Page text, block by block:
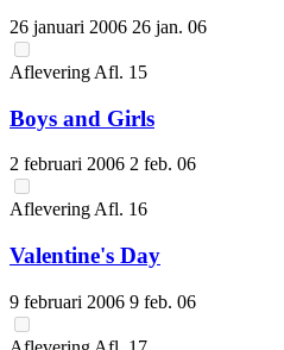
26 januari 2006 26 jan. 06
Aflevering Afl. 15
Boys and Girls
2 februari 2006 2 feb. 06
Aflevering Afl. 16
Valentine's Day
9 februari 2006 9 feb. 06